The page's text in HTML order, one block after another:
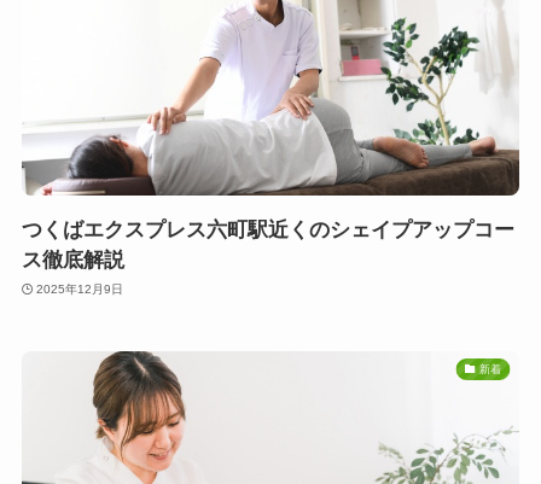
つくばエクスプレス六町駅近くのシェイプアップコー
ス徹底解説
2025年12月9日
新着